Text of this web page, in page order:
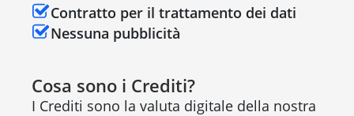
Contratto per il trattamento dei dati
Nessuna pubblicità
Cosa sono i Crediti?
I Crediti sono la valuta digitale della nostra